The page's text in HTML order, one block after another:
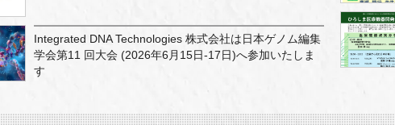
Integrated DNA Technologies 株式会社は日本ゲノム編集
学会第11 回大会 (2026年6月15日-17日)へ参加いたしま
す